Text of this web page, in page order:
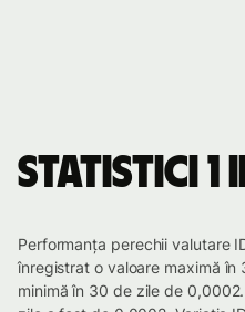
Statistici 1
Performanța perechii valutare
înregistrat o valoare maximă
minimă în 30 de zile de